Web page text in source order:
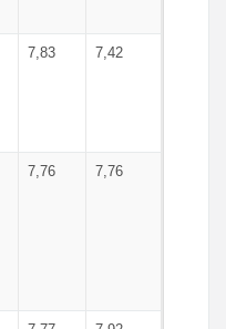
7,83 7,42
7,76 7,76